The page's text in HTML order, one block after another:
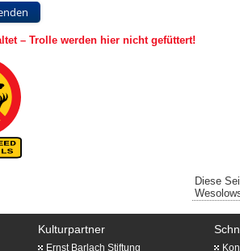
– Trolle werden hier nicht gefüttert!
Diese
Kulturpartner
Ernst Barlach Stiftung